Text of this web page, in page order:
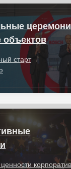
объектов
старт